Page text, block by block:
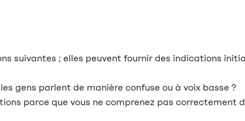
suivantes ; elles peuvent fournir des indications
gens parlent de manière confuse ou à voix basse ?
parce que vous ne comprenez pas correctement